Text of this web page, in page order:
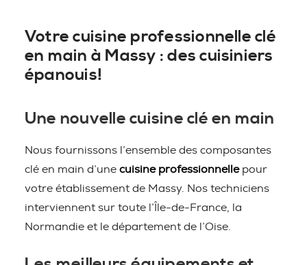
Votre cuisine professionnelle clé
en main à Massy : des cuisiniers
épanouis!
Une nouvelle cuisine clé en main
Nous fournissons l’ensemble des composantes
clé en main d’une cuisine professionnellepour
votre établissement de Massy. Nos techniciens
interviennent sur toute l’Île-de-France, la
Normandie et le département de l’Oise.